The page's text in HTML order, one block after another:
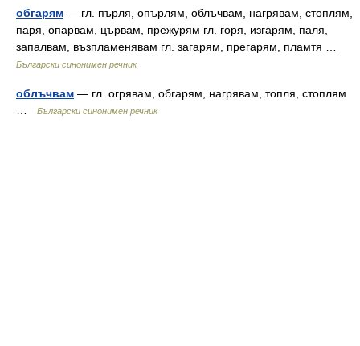
обгарям — гл. пърля, опърлям, облъчвам, нагрявам, стоплям,
паря, опарвам, цървам, прежурям гл. горя, изгарям, паля,
запалвам, възпламенявам гл. загарям, прегарям, пламтя …
Български синонимен речник
облъчвам — гл. огрявам, обгарям, нагрявам, топля, стоплям
Български синонимен речник